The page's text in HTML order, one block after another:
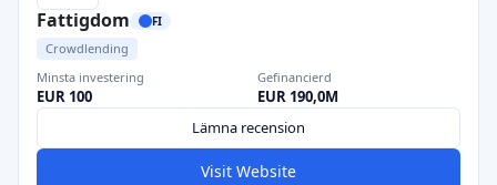
Fattigdom FI
Crowdlending
Minsta investering
EUR 100
Gefinancierd
EUR 190,0M
Lämna recension
Visit Website